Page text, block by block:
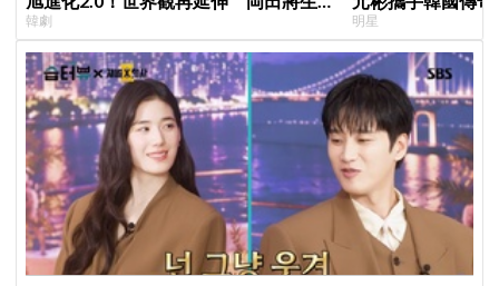
登場竟殺了「他」
韓劇
牌，韓網瘋喊：
明星